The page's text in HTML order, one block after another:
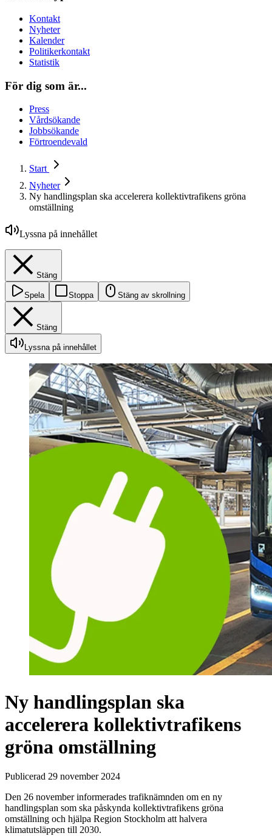
Kontakt
Nyheter
Kalender
Politikerkontakt
Statistik
För dig som är...
Press
Vårdsökande
Jobbsökande
Förtroendevald
Start
Nyheter
Ny handlingsplan ska accelerera kollektivtrafikens gröna
omställning
Lyssna på innehållet
Stäng
Spela Stoppa Stäng av skrollning
Stäng
Lyssna på innehållet
Ny handlingsplan ska
accelerera kollektivtrafikens
gröna omställning
Publicerad 29 november 2024
Den 26 november informerades trafiknämnden om en ny
handlingsplan som ska påskynda kollektivtrafikens gröna
omställning och hjälpa Region Stockholm att halvera
klimatutsläppen till 2030.